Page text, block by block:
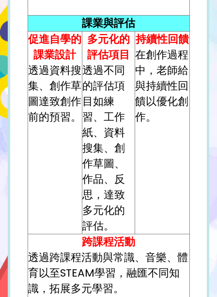
課業與評估
促進自學的
課業設計
透過資料搜
集、創作草
圖達致創作
前的預習。
多元化的
評估項目
透過不同
的評估項
目如練
習、工作
紙、資料
搜集、創
作草圖、
作品、反
思，達致
多元化的
評估。
持續性回饋
在創作過程
中，老師給
與持續性回
饋以優化創
作。
跨課程活動
透過跨課程活動與常識、音樂、體
育以至STEAM學習，融匯不同知
識，拓展多元學習。